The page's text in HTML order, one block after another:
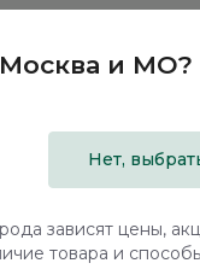
Москва и МО?
Нет,
зависят цены,
товара и